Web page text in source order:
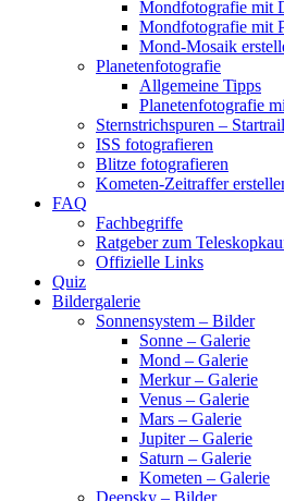
Mondfotografie mit
Mondfotografie mit
Mond-Mosaik
Planetenfotografie
Allgemeine Tipps
Planetenfotografie
Sternstrichspuren –
ISS fotografieren
Blitze fotografieren
Kometen-Zeitraffer
FAQ
Fachbegriffe
Ratgeber zum
Offizielle Links
Quiz
Bildergalerie
Sonnensystem – Bilder
Sonne – Galerie
Mond – Galerie
Merkur – Galerie
Venus – Galerie
Mars – Galerie
Jupiter – Galerie
Saturn – Galerie
Kometen – Galerie
Deepsky – Bilder